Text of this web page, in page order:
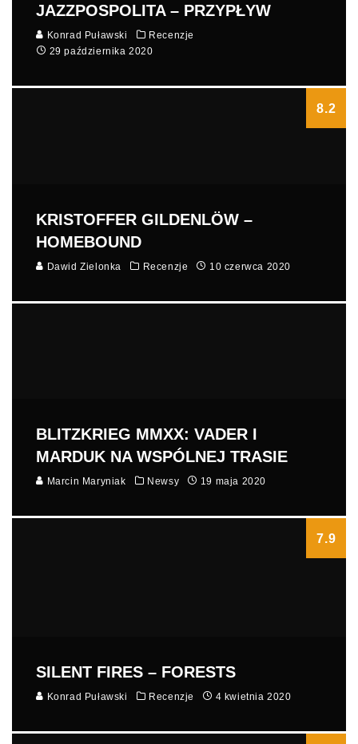
JAZZPOSPOLITA – PRZYPŁYW
Konrad Puławski
Recenzje
29 października 2020
8.2
KRISTOFFER GILDENLÖW –
HOMEBOUND
Dawid Zielonka Recenzje 10 czerwca 2020
BLITZKRIEG MMXX: VADER I
MARDUK NA WSPÓLNEJ TRASIE
Marcin Maryniak Newsy 19 maja 2020
7.9
SILENT FIRES – FORESTS
Konrad Puławski Recenzje 4 kwietnia 2020